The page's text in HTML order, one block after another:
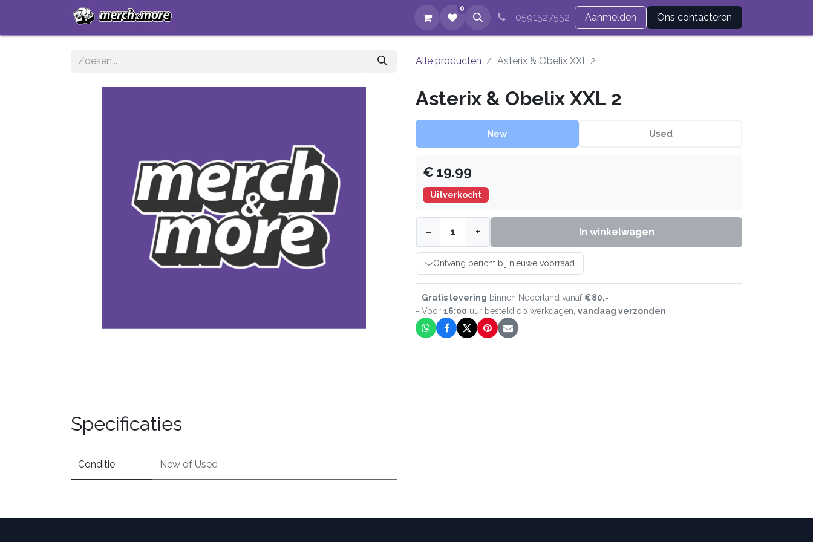
Over ons Reparaties
0
0591527552 Aanmelden Ons contacteren
Alle producten Asterix & Obelix XXL 2
Asterix & Obelix XXL 2
New Used
€ 19.99
Uitverkocht
− + In winkelwagen
Ontvang bericht bij nieuwe voorraad
- Gratis levering binnen Nederland vanaf €80,-
- Voor 16:00 uur besteld op werkdagen, vandaag verzonden
Specificaties
Conditie New of Used